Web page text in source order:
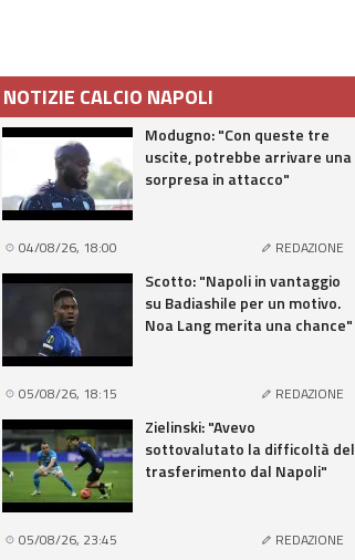
NOTIZIE CALCIO NAPOLI
Modugno: "Con queste tre
uscite, potrebbe arrivare una
sorpresa in attacco"
04/08/26, 18:00 REDAZIONE
Scotto: "Napoli in vantaggio
su Badiashile per un motivo.
Noa Lang merita una chance"
05/08/26, 18:15 REDAZIONE
Zielinski: "Avevo
sottovalutato la difficoltà del
trasferimento dal Napoli"
05/08/26, 23:45 REDAZIONE